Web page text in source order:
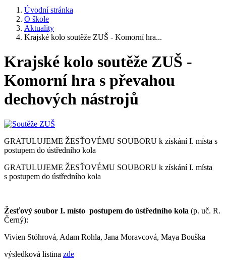
Úvodní stránka
O škole
Aktuality
Krajské kolo soutěže ZUŠ - Komorní hra...
Krajské kolo soutěže ZUŠ -
Komorní hra s převahou
dechových nástrojů
GRATULUJEME ŽESŤOVÉMU SOUBORU k získání I. místa s
postupem do ústředního kola
GRATULUJEME ŽESŤOVÉMU SOUBORU k získání I. místa
s postupem do ústředního kola
Žesťový soubor I. místo postupem do ústředního kola (p. uč. R.
Černý):
Vivien Stöhrová, Adam Rohla, Jana Moravcová, Maya Bouška
výsledková listina zde